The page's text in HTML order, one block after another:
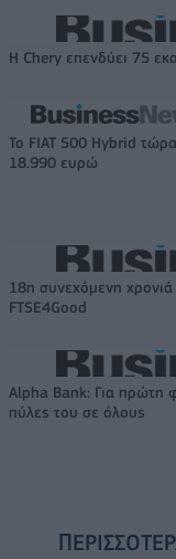
Η Chery επενδύει 75
Το FIAT 500 Hybrid
18.990 ευρώ
18η συνεχόμενη
FTSE4Good
Alpha Bank: Για πρώτη
πύλες του σε όλους